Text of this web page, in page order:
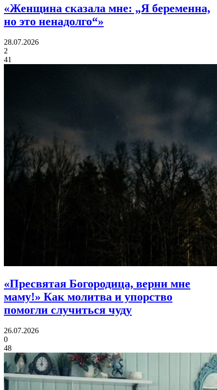
«Женщина сказала мне: „Я беременна,
но это ненадолго“»
28.07.2026
2
41
«Пресвятая Богородица, верни мне
маму!» Как молитва и упорство
помогли случиться чуду
26.07.2026
0
48